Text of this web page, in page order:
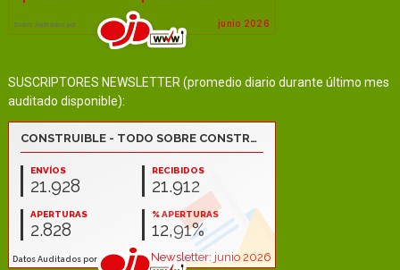
SUSCRIPTORES NEWSLETTER (promedio diario durante último mes
auditado disponible):